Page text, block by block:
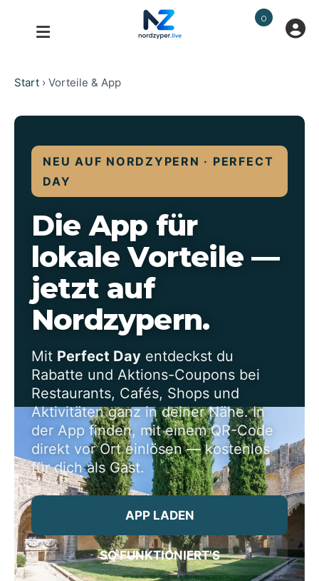
0
Start › Vorteile & App
NEU AUF NORDZYPERN · PERFECT
DAY
Die App für
lokale Vorteile —
jetzt auf
Nordzypern.
Mit Perfect Day entdeckst du
Rabatte und Aktions-Coupons bei
Restaurants, Cafés, Shops und
Aktivitäten ganz in deiner Nähe. In
der App finden, mit einem QR-Code
direkt vor Ort einlösen — kostenlos
für dich als Gast.
APP LADEN
SO FUNKTIONIERT'S